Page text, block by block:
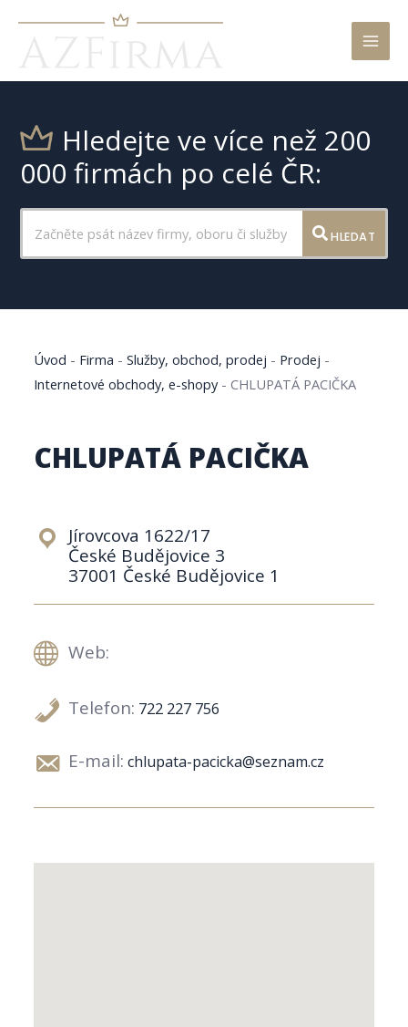
Hledejte ve více než 200
000 firmách po celé ČR:
HLEDAT
Úvod - Firma -Služby, obchod, prodej - Prodej -
Internetové obchody, e-shopy-CHLUPATÁ PACIČKA
CHLUPATÁ PACIČKA
Jírovcova 1622/17
České Budějovice 3
37001 České Budějovice 1
Web:
Telefon: 722 227 756
E-mail: chlupata-pacicka@seznam.cz